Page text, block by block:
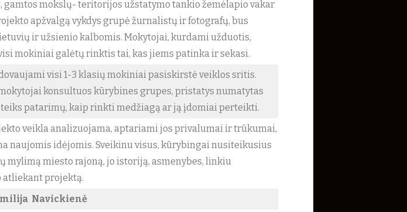
mokslų- teritorijos užstatymo tankio žemėlapio vakar
apžvalgą vykdys grupė žurnalistų ir fotografų, bus
ir užsienio kalbomis. Mokytojai, kurdami užduotis,
mokiniai galėtų rinktis tai, kas jiems patinka ir sekasi.
visi 1-3 klasių mokiniai pasiskirstė veiklos sritis.
konsultuos kūrybines grupes, pristatys numatytas
patarimų, kaip rinkti medžiagą ar ją įdomiai perteikti.
veikla analizuojama, aptariami jos privalumai ir trūkumai,
naujomis idėjomis. Sveikinu visus, kūrybingai nusiteikusius
mylimą miesto rajoną, jo istoriją, asmenybes, linkiu
projektą.
Navickienė